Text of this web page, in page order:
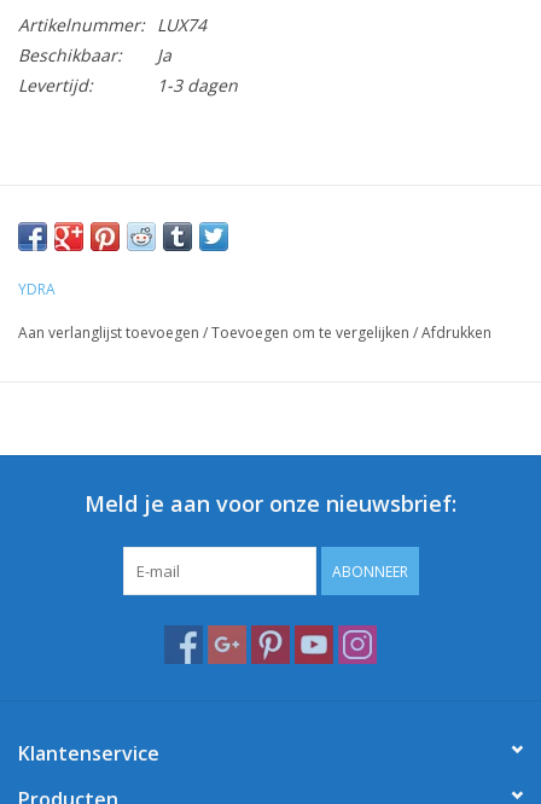
Artikelnummer: LUX74
Beschikbaar:
Ja
Levertijd:
1-3 dagen
YDRA
Aan verlanglijst toevoegen /Toevoegen om te vergelijken /Afdrukken
Meld je aan voor onze nieuwsbrief:
ABONNEER
Klantenservice